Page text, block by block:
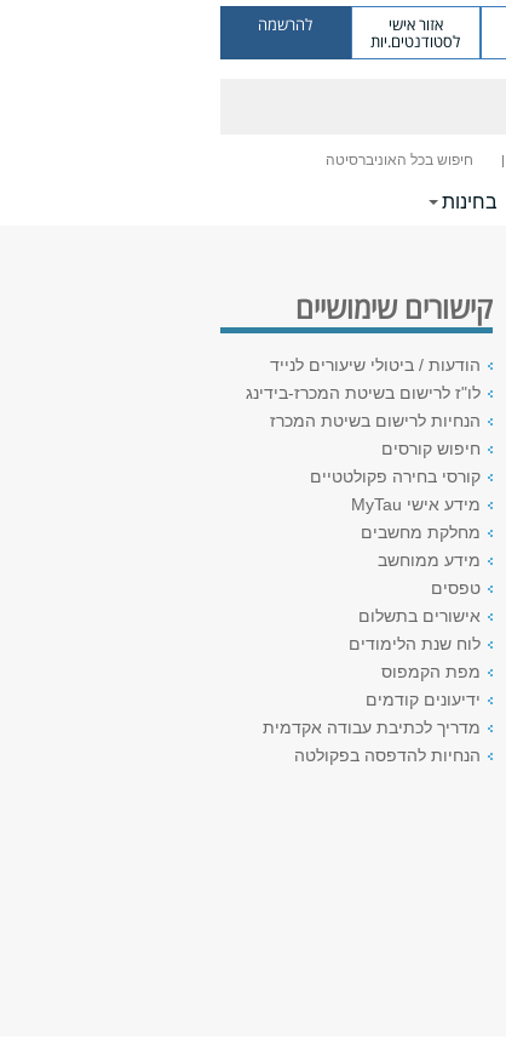
אזור אישי
לסטודנטים.יות
להרשמה
חיפוש בכל האוניברסיטה
בחינות
קישורים שימושיים
הודעות / ביטולי שיעורים לנייד
לו"ז לרישום בשיטת המכרז-בידינג
הנחיות לרישום בשיטת המכרז
חיפוש קורסים
קורסי בחירה פקולטטיים
מידע אישי MyTau
מחלקת מחשבים
מידע ממוחשב
טפסים
אישורים בתשלום
לוח שנת הלימודים
מפת הקמפוס
ידיעונים קודמים
מדריך לכתיבת עבודה אקדמית
הנחיות להדפסה בפקולטה